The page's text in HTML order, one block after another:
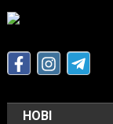
НОВІ